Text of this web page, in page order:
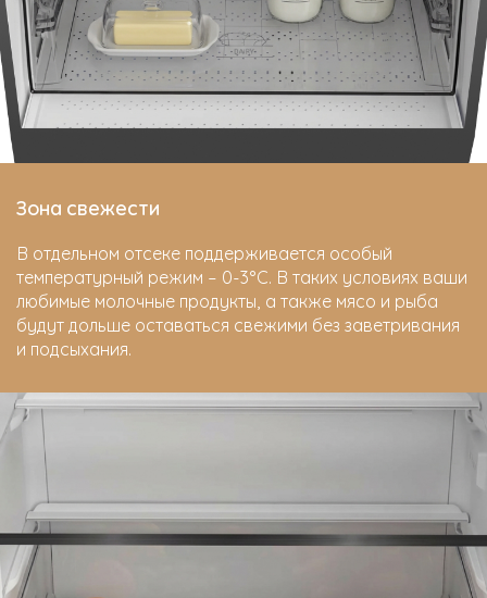
Зона свежести
В отдельном отсеке поддерживается особый
температурный режим – 0-3°C. В таких условиях ваши
любимые молочные продукты, а также мясо и рыба
будут дольше оставаться свежими без заветривания
и подсыхания.